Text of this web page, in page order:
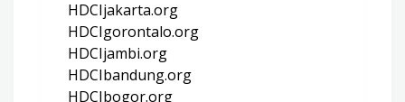
HDCIjakarta.org
HDCIgorontalo.org
HDCIjambi.org
HDCIbandung.org
HDCIbogor.org